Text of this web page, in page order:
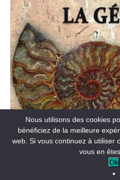
Venez découvrir une
coeur d'une ancienne
FÊTES ET MANIFESTATIONS
Exposition La Géode
Nous utilisons des cookies
bénéficiez de la meilleure
web. Si vous continuez à utiliser
vous en
Ok